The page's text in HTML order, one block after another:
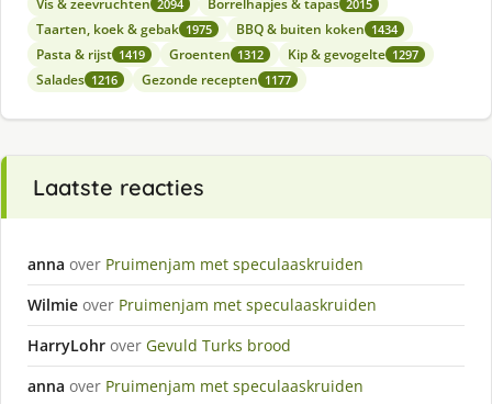
Vis & zeevruchten 2094 Borrelhapjes & tapas 2015
Taarten, koek & gebak 1975 BBQ & buiten koken 1434
Pasta & rijst 1419 Groenten 1312 Kip & gevogelte 1297
Salades 1216 Gezonde recepten 1177
Laatste reacties
anna over Pruimenjam met speculaaskruiden
Wilmie over Pruimenjam met speculaaskruiden
HarryLohr over Gevuld Turks brood
anna over Pruimenjam met speculaaskruiden